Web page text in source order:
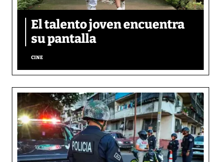
El talento joven encuentra
su pantalla​
CINE